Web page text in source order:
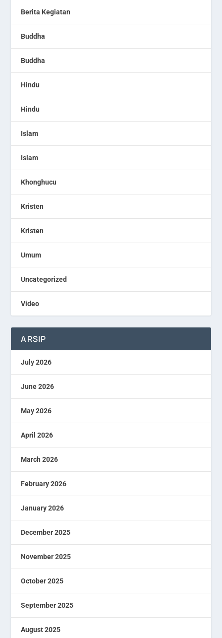
Berita Kegiatan
Buddha
Buddha
Hindu
Hindu
Islam
Islam
Khonghucu
Kristen
Kristen
Umum
Uncategorized
Video
ARSIP
July 2026
June 2026
May 2026
April 2026
March 2026
February 2026
January 2026
December 2025
November 2025
October 2025
September 2025
August 2025